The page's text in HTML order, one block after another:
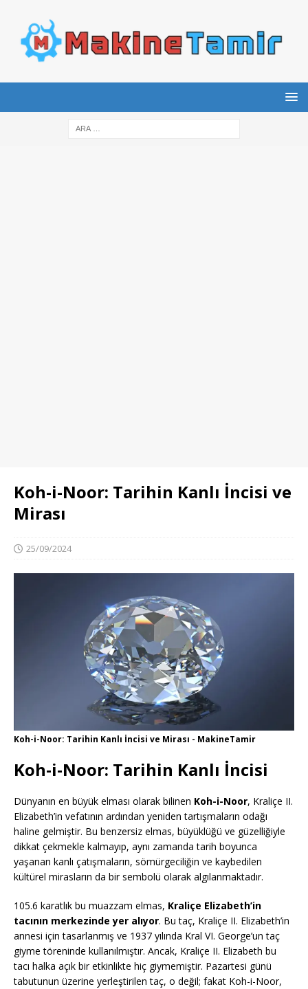
Koh-i-Noor: Tarihin Kanlı İncisi ve
Mirası
25/09/2024
Koh-i-Noor: Tarihin Kanlı İncisi ve Mirası - MakineTamir
Koh-i-Noor: Tarihin Kanlı İncisi
Dünyanın en büyük elması olarak bilinen Koh-i-Noor, Kraliçe II.
Elizabeth’in vefatının ardından yeniden tartışmaların odağı
haline gelmiştir. Bu benzersiz elmas, büyüklüğü ve güzelliğiyle
dikkat çekmekle kalmayıp, aynı zamanda tarih boyunca
yaşanan kanlı çatışmaların, sömürgeciliğin ve kaybedilen
kültürel mirasların da bir sembolü olarak algılanmaktadır.
105.6 karatlık bu muazzam elmas, Kraliçe Elizabeth’in
tacının merkezinde yer alıyor. Bu taç, Kraliçe II. Elizabeth’in
annesi için tasarlanmış ve 1937 yılında Kral VI. George’un taç
giyme töreninde kullanılmıştır. Ancak, Kraliçe II. Elizabeth bu
tacı halka açık bir etkinlikte hiç giymemiştir. Pazartesi günü
tabutunun üzerine yerleştirilen taç, o değil; fakat Koh-i-Noor,